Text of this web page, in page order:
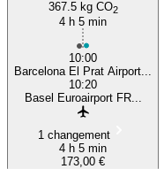
367.5 kg CO2
4 h 5 min
10:00
Barcelona El Prat Airport...
10:20
Basel Euroairport FR...
1 changement
4 h 5 min
173,00 €